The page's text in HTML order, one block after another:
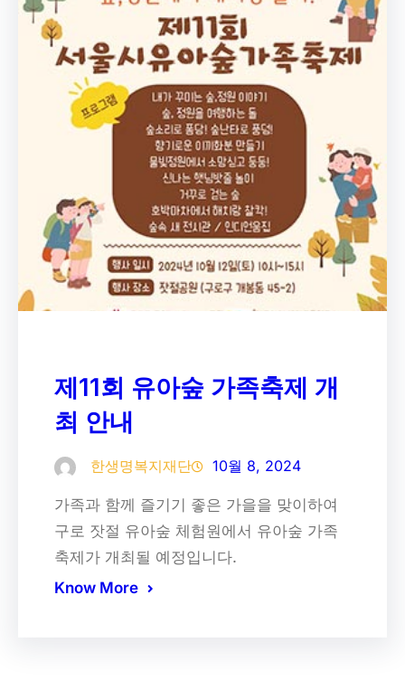
제11회 유아숲 가족축제 개
최 안내
한생명복지재단 10월 8, 2024
가족과 함께 즐기기 좋은 가을을 맞이하여
구로 잣절 유아숲 체험원에서 유아숲 가족
축제가 개최될 예정입니다.
Know More